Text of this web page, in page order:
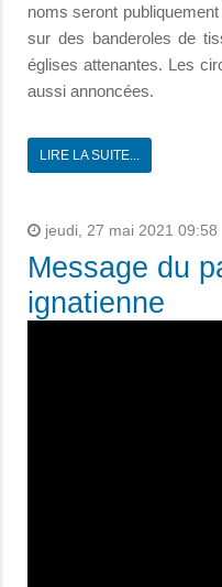
noms seront
sur des banderoles de
églises attenantes. Les
aussi annoncées.
LIRE LA SUITE...
jeudi, 27 mai 2021 09:58
Message du
ignatienne